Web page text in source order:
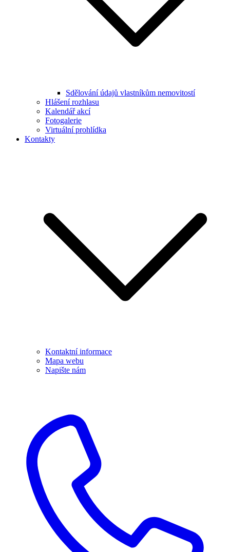
Sdělování údajů vlastníkům nemovitostí
Hlášení rozhlasu
Kalendář akcí
Fotogalerie
Virtuální prohlídka
Kontakty
Kontaktní informace
Mapa webu
Napište nám